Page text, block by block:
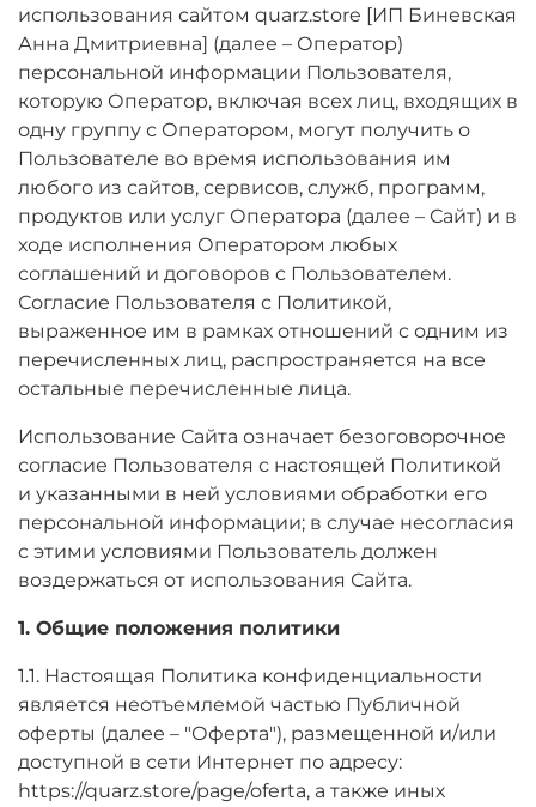
использования сайтом quarz.store [ИП Биневская
Анна Дмитриевна] (далее – Оператор)
персональной информации Пользователя,
которую Оператор, включая всех лиц, входящих в
одну группу с Оператором, могут получить о
Пользователе во время использования им
любого из сайтов, сервисов, служб, программ,
продуктов или услуг Оператора (далее – Сайт) и в
ходе исполнения Оператором любых
соглашений и договоров с Пользователем.
Согласие Пользователя с Политикой,
выраженное им в рамках отношений с одним из
перечисленных лиц, распространяется на все
остальные перечисленные лица.
Использование Сайта означает безоговорочное
согласие Пользователя с настоящей Политикой
и указанными в ней условиями обработки его
персональной информации; в случае несогласия
с этими условиями Пользователь должен
воздержаться от использования Сайта.
1. Общие положения политики
1.1. Настоящая Политика конфиденциальности
является неотъемлемой частью Публичной
оферты (далее – "Оферта"), размещенной и/или
доступной в сети Интернет по адресу:
https://quarz.store/page/oferta, а также иных